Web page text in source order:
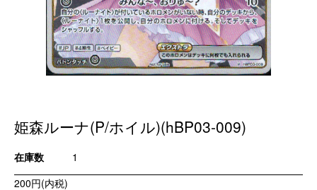
姫森ルーナ(P/ホイル)(hBP03-009)
在庫数
1
200円(内税)